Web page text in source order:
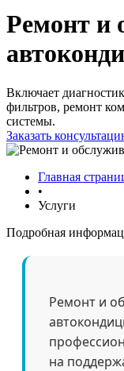
Ремонт и
Включает
фильтров, ремонт
системы.
Заказать
Главная
•
Услуги
Подробная
Ремонт и
на